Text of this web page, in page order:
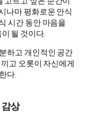
나마 평화로운 안식
시간 동안 마음을
될 것이다.
하고 개인적인 공간
고 오롯이 자신에게
다.
상